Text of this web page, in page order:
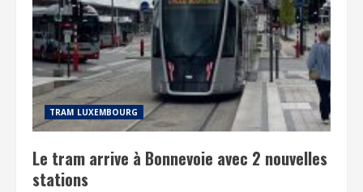
TRAM LUXEMBOURG
Le tram arrive à Bonnevoie avec 2 nouvelles
stations